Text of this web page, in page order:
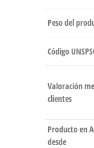
Peso del
Código
Valoración
clientes
Producto en
desde